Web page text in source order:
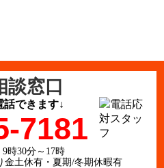
談窓口
話できます↓
7181
時30分～17時
金土休有・夏期/冬期休暇有